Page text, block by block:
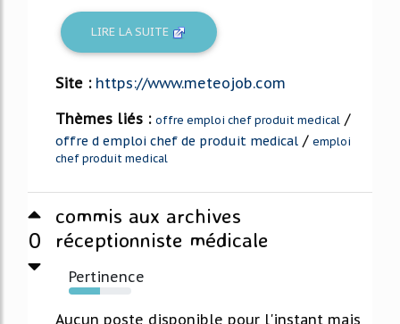
LIRE LA SUITE
Site : https://www.meteojob.com
Thèmes liés : offre emploi chef produit medical /
offre d emploi chef de produit medical / emploi
chef produit medical
0
commis aux archives
réceptionniste médicale
Pertinence
50%
Aucun poste disponible pour l'instant mais